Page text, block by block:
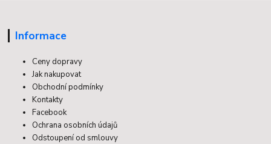
Informace
Ceny dopravy
Jak nakupovat
Obchodní podmínky
Kontakty
Facebook
Ochrana osobních údajů
Odstoupení od smlouvy